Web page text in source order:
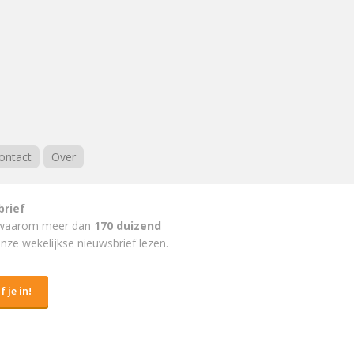
Over
meer dan 170 duizend
wekelijkse nieuwsbrief lezen.
je in!